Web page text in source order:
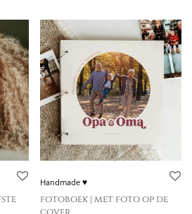
Handmade ♥
fotoboek | met foto op de